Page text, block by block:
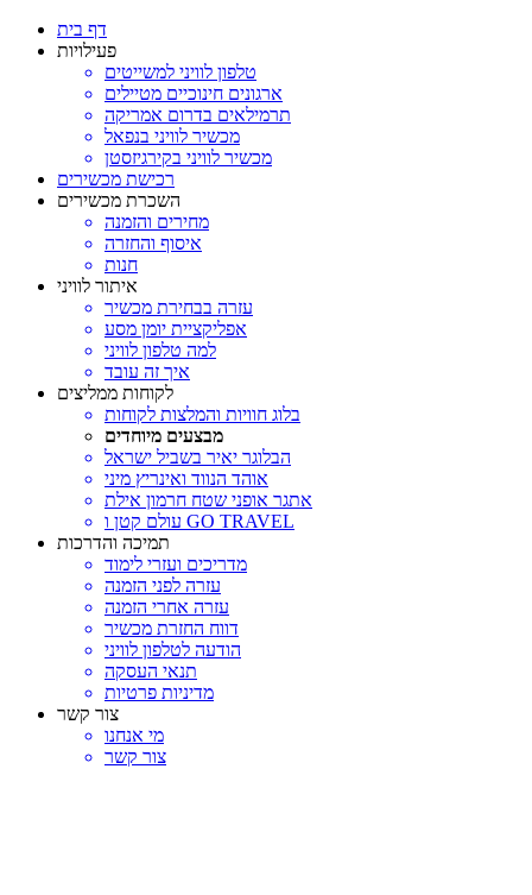
דף בית
פעילויות
טלפון לוויני למשייטים
ארגונים חינוכיים מטיילים
תרמילאים בדרום אמריקה
מכשיר לוויני בנפאל
מכשיר לוויני בקירגיזסטן
רכישת מכשירים
השכרת מכשירים
מחירים והזמנה
איסוף והחזרה
חנות
איתור לוויני
עזרה בבחירת מכשיר
אפליקציית יומן מסע
למה טלפון לוויני
איך זה עובד
לקוחות ממליצים
בלוג חוויות והמלצות לקוחות
מבצעים מיוחדים
הבלוגר יאיר בשביל ישראל
אוהד הנווד ואינריץ מיני
אתגר אופני שטח חרמון אילת
עולם קטן ו GO TRAVEL
תמיכה והדרכות
מדריכים ועזרי לימוד
עזרה לפני הזמנה
עזרה אחרי הזמנה
דווח החזרת מכשיר
הודעה לטלפון לוויני
תנאי העסקה
מדיניות פרטיות
צור קשר
מי אנחנו
צור קשר